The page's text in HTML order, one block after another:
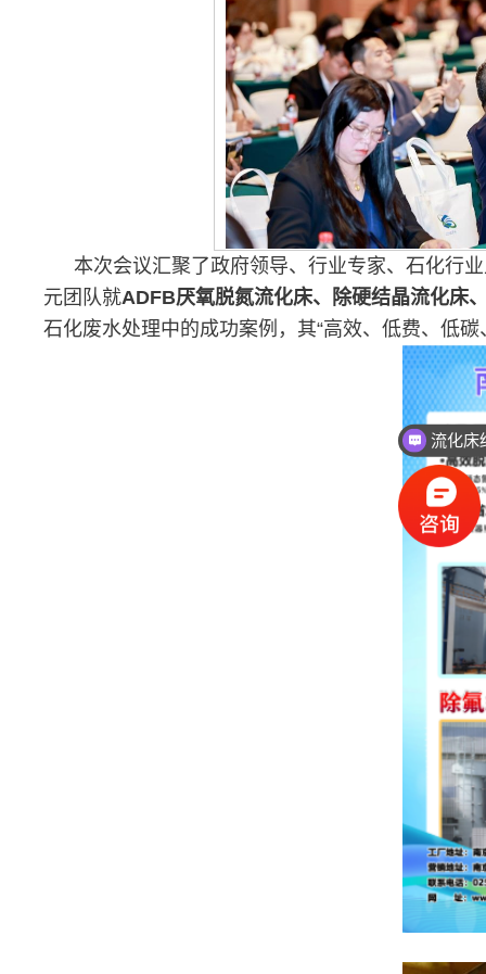
本次会议汇聚了政府领导、行业专家、石化行
元团队就ADFB厌氧脱氮流化床、除硬结晶流化床
石化废水处理中的成功案例，其“高效、低费、低